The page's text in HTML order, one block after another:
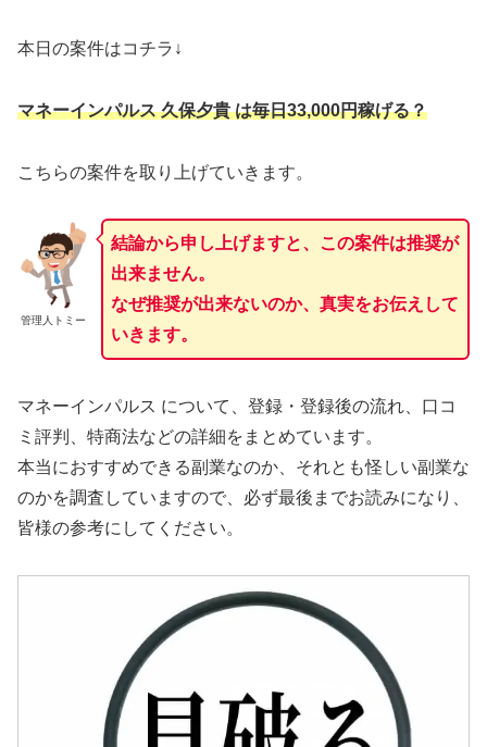
本日の案件はコチラ↓
マネーインパルス 久保夕貴 は毎日33,000円稼げる？
こちらの案件を取り上げていきます。
管理人トミー
結論から申し上げますと、この案件は推奨が
出来ません。
なぜ推奨が出来ないのか、真実をお伝えして
いきます。
マネーインパルス について、登録・登録後の流れ、口コ
ミ評判、特商法などの詳細をまとめています。
本当におすすめできる副業なのか、それとも怪しい副業な
のかを調査していますので、必ず最後までお読みになり、
皆様の参考にしてください。